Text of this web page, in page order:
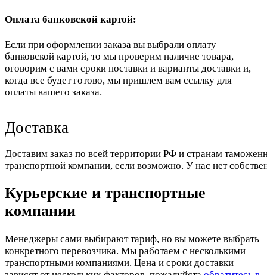
Оплата банковской картой:
Если при оформлении заказа вы выбрали оплату
банковской картой, то мы проверим наличие товара,
оговорим с вами сроки поставки и варианты доставки и,
когда все будет готово, мы пришлем вам ссылку для
оплаты вашего заказа.
Доставка
Доставим заказ по всей территории РФ и странам
транспортной компании, если возможно. У нас нет
Курьерские и транспортные
компании
Менеджеры сами выбирают тариф, но вы можете выбрать
конкретного перевозчика. Мы работаем с несколькими
транспортными компаниями. Цена и сроки доставки